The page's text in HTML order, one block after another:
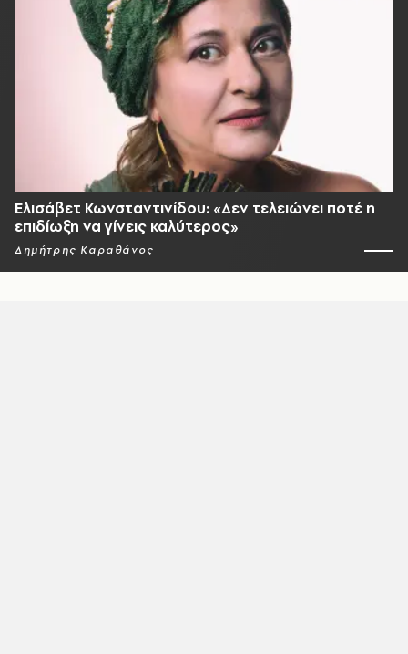
Ελισάβετ Κωνσταντινίδου: «Δεν τελειώνει ποτέ η
επιδίωξη να γίνεις καλύτερος»
Δημήτρης Καραθάνος